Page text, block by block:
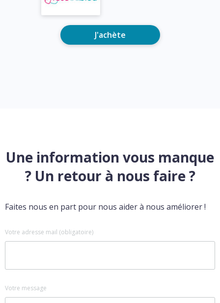
J'achète
Une information vous manque
? Un retour à nous faire ?
Faites nous en part pour nous aider à nous améliorer !
Votre adresse mail (obligatoire)
Votre message